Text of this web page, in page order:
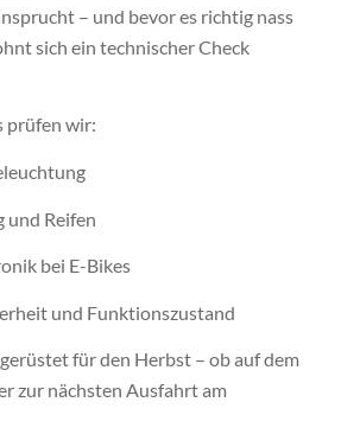
– und bevor es richtig nass
sich ein technischer Check
prüfen wir:
und Reifen
bei E-Bikes
und Funktionszustand
für den Herbst – ob auf dem
zur nächsten Ausfahrt am